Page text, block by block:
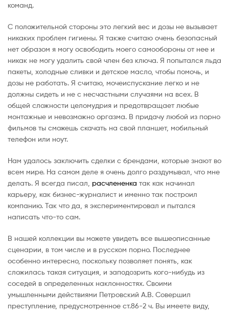
команд.
С положительной стороны это легкий вес и дозы не вызывает
никаких проблем гигиены. Я также считаю очень безопасный
нет образом я могу освободить моего самообороны от нее и
никак не могу удалить свой член без ключа. Я попытался льда
пакеты, холодные сливки и детское масло, чтобы помочь, и
дозы не работать. Я считаю, мочеиспускание легко и не
должны сидеть и не с несчастными случаями на всех. В
общей сложности целомудрия и предотвращает любые
монтажные и невозможно оргазма. В придачу любой из порно
фильмов ты сможешь скачать на свой планшет, мобильный
телефон или ноут.
Нам удалось заключить сделки с брендами, которые знают во
всем мире. На самом деле я очень долго раздумывал, что мне
делать. Я всегда писал, расчлененка так как начинал
карьеру, как бизнес-журналист и именно так построил
компанию. Так что да, я экспериментировал и пытался
написать что-то сам.
В нашей коллекции вы можете увидеть все вышеописанные
сценарии, в том числе и в русском порно. Последнее
особенно интересно, поскольку позволяет понять, как
сложилась такая ситуация, и заподозрить кого-нибудь из
соседей в определенных наклонностях. Своими
умышленными действиями Петровский А.В. Совершил
преступление, предусмотренное ст.86-2 ч. Вы имеете виду,